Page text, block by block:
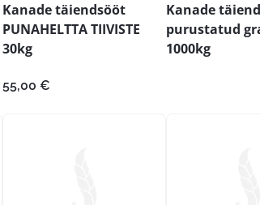
Kanade täiendsööt
PUNAHELTTA TIIVISTE
30kg
55,00 €
Kanade
purustatud
1000kg